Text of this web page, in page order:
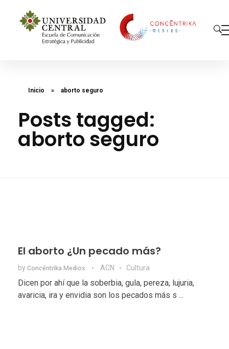
Inicio » aborto seguro
Posts tagged:
aborto seguro
El aborto ¿Un pecado más?
by Concéntrika Medios ACN Cultura
Dicen por ahí que la soberbia, gula, pereza, lujuria,
avaricia, ira y envidia son los pecados más s ...